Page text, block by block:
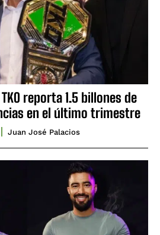
TKO reporta 1.5 billones de
en el último trimestre
Juan José Palacios